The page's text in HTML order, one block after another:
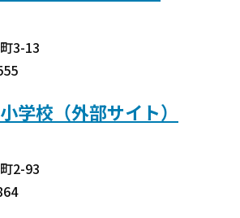
3-13
学校（外部サイト）
2-93